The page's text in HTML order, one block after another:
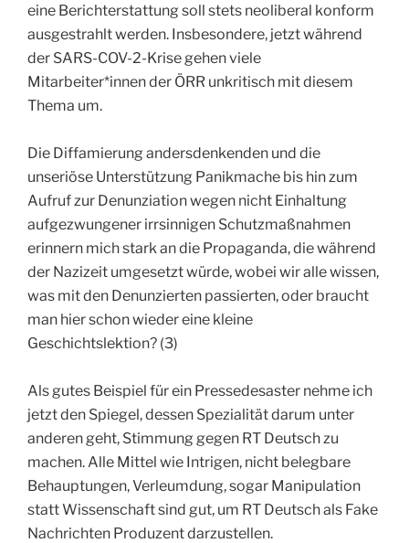
eine Berichterstattung soll stets neoliberal konform
ausgestrahlt werden. Insbesondere, jetzt während
der SARS-COV-2-Krise gehen viele
Mitarbeiter*innen der ÖRR unkritisch mit diesem
Thema um.
Die Diffamierung andersdenkenden und die
unseriöse Unterstützung Panikmache bis hin zum
Aufruf zur Denunziation wegen nicht Einhaltung
aufgezwungener irrsinnigen Schutzmaßnahmen
erinnern mich stark an die Propaganda, die während
der Nazizeit umgesetzt würde, wobei wir alle wissen,
was mit den Denunzierten passierten, oder braucht
man hier schon wieder eine kleine
Geschichtslektion? (3)
Als gutes Beispiel für ein Pressedesaster nehme ich
jetzt den Spiegel, dessen Spezialität darum unter
anderen geht, Stimmung gegen RT Deutsch zu
machen. Alle Mittel wie Intrigen, nicht belegbare
Behauptungen, Verleumdung, sogar Manipulation
statt Wissenschaft sind gut, um RT Deutsch als Fake
Nachrichten Produzent darzustellen.